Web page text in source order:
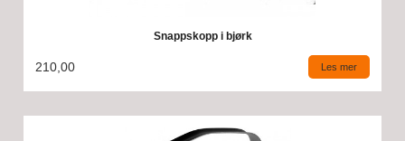
Snappskopp i bjørk
210,00 Les mer